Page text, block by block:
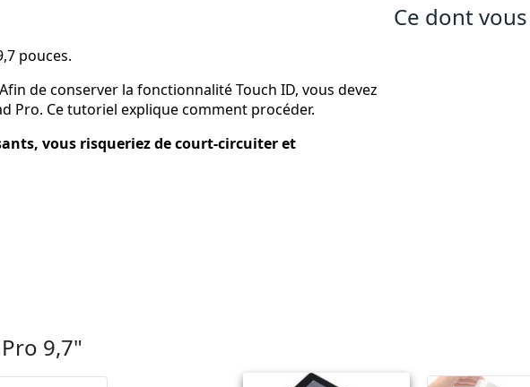
pouces.
de conserver la fonctionnalité Touch ID, vous devez
Pro. Ce tutoriel explique comment procéder.
vous risqueriez de court-circuiter et
Ce dont
9,7"